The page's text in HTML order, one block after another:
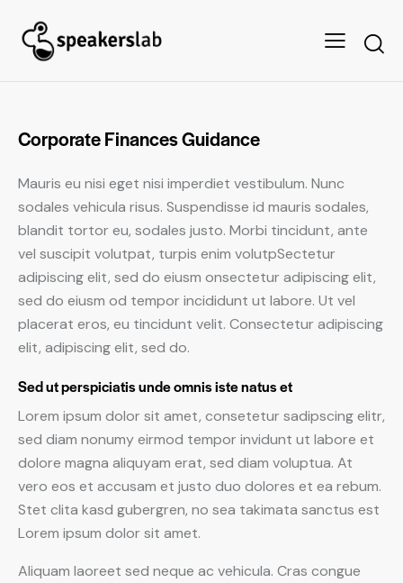
Corporate Finances Guidance
Mauris eu nisi eget nisi imperdiet vestibulum. Nunc
sodales vehicula risus. Suspendisse id mauris sodales,
blandit tortor eu, sodales justo. Morbi tincidunt, ante
vel suscipit volutpat, turpis enim volutpSectetur
adipiscing elit, sed do eiusm onsectetur adipiscing elit,
sed do eiusm od tempor incididunt ut labore. Ut vel
placerat eros, eu tincidunt velit. Consectetur adipiscing
elit, adipiscing elit, sed do.
Sed ut perspiciatis unde omnis iste natus et
Lorem ipsum dolor sit amet, consetetur sadipscing elitr,
sed diam nonumy eirmod tempor invidunt ut labore et
dolore magna aliquyam erat, sed diam voluptua. At
vero eos et accusam et justo duo dolores et ea rebum.
Stet clita kasd gubergren, no sea takimata sanctus est
Lorem ipsum dolor sit amet.
Aliquam laoreet sed neque ac vehicula. Cras congue